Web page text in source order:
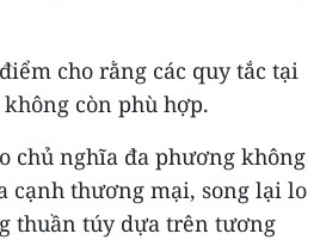
cho rằng các quy tắc tại
còn phù hợp.
chủ nghĩa đa phương không
thương mại, song lại lo
thuần túy dựa trên tương